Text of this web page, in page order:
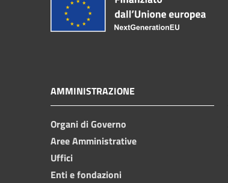
AMMINISTRAZIONE
Organi di Governo
Aree Amministrative
Uffici
Enti e fondazioni